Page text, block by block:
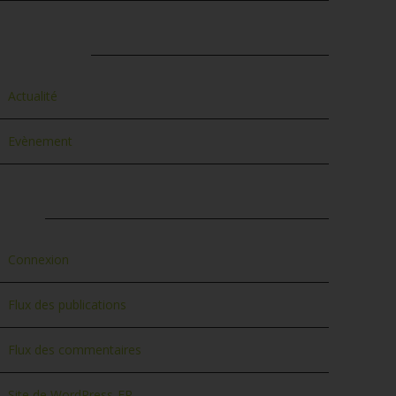
Actualité
Evènement
Connexion
Flux des publications
Flux des commentaires